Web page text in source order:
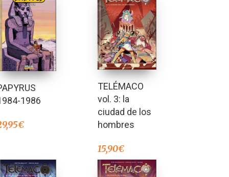
1986
€
TELÉMACO
vol. 3: la
ciudad de los
hombres
15,90€